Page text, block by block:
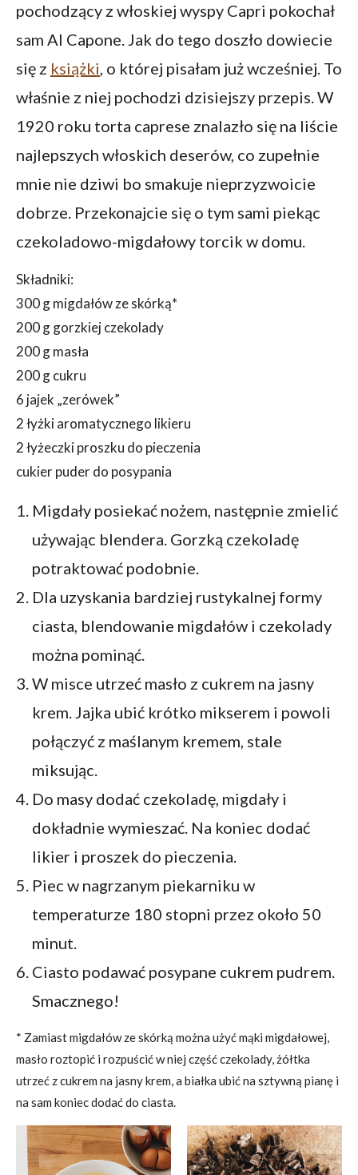
pochodzący z włoskiej wyspy Capri pokochał
sam Al Capone. Jak do tego doszło dowiecie
się z książki, o której pisałam już wcześniej. To
właśnie z niej pochodzi dzisiejszy przepis. W
1920 roku torta caprese znalazło się na liście
najlepszych włoskich deserów, co zupełnie
mnie nie dziwi bo smakuje nieprzyzwoicie
dobrze. Przekonajcie się o tym sami piekąc
czekoladowo-migdałowy torcik w domu.
Składniki:
300 g migdałów ze skórką*
200 g gorzkiej czekolady
200 g masła
200 g cukru
6 jajek „zerówek”
2 łyżki aromatycznego likieru
2 łyżeczki proszku do pieczenia
cukier puder do posypania
Migdały posiekać nożem, następnie zmielić
używając blendera. Gorzką czekoladę
potraktować podobnie.
Dla uzyskania bardziej rustykalnej formy
ciasta, blendowanie migdałów i czekolady
można pominąć.
W misce utrzeć masło z cukrem na jasny
krem. Jajka ubić krótko mikserem i powoli
połączyć z maślanym kremem, stale
miksując.
Do masy dodać czekoladę, migdały i
dokładnie wymieszać. Na koniec dodać
likier i proszek do pieczenia.
Piec w nagrzanym piekarniku w
temperaturze 180 stopni przez około 50
minut.
Ciasto podawać posypane cukrem pudrem.
Smacznego!
* Zamiast migdałów ze skórką można użyć mąki migdałowej,
masło roztopić i rozpuścić w niej część czekolady, żółtka
utrzeć z cukrem na jasny krem, a białka ubić na sztywną pianę i
na sam koniec dodać do ciasta.